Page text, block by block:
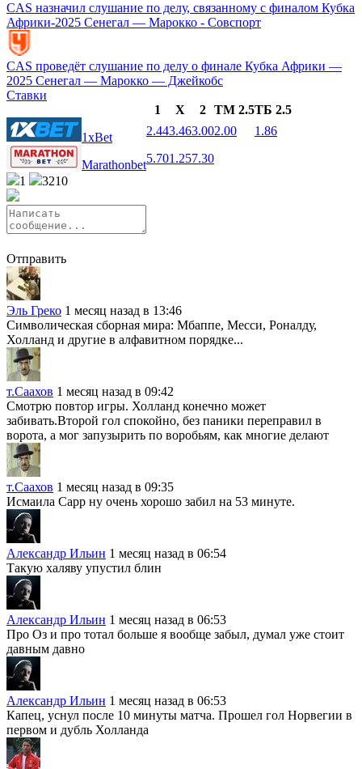
CAS назначил слушание по делу, связанному с финалом Кубка
Африки‑2025 Сенегал — Марокко - Совспорт
CAS проведёт слушание по делу о финале Кубка Африки —
2025 Сенегал — Марокко — Джейкобс
Ставки
1
X 2 ТМ 2.5ТБ 2.5
1xBet
2.443.463.002.00 1.86
Marathonbet5.701.257.30
1
3210
Отправить
Эль Греко 1 месяц назад в 13:46
Символическая сборная мира: Мбаппе, Месси, Роналду,
Холланд и другие в алфавитном порядке...
т.Саахов 1 месяц назад в 09:42
Смотрю повтор игры. Холланд конечно может
забивать.Второй гол спокойно, без паники переправил в
ворота, а мог запузырить по воробьям, как многие делают
т.Саахов 1 месяц назад в 09:35
Исмаила Сарр ну очень хорошо забил на 53 минуте.
Александр Ильин 1 месяц назад в 06:54
Такую халяву упустил блин
Александр Ильин 1 месяц назад в 06:53
Про Оз и про тотал больше я вообще забыл, думал уже стоит
давным давно
Александр Ильин 1 месяц назад в 06:53
Капец, уснул после 10 минуты матча. Прошел гол Норвегии в
первом и дубль Холланда